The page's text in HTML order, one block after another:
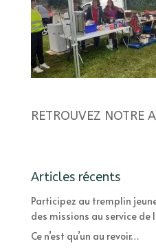
RETROUVEZ NOTRE
Articles récents
Participez au tremplin
des missions au service de
Ce n’est qu’un au revoir…